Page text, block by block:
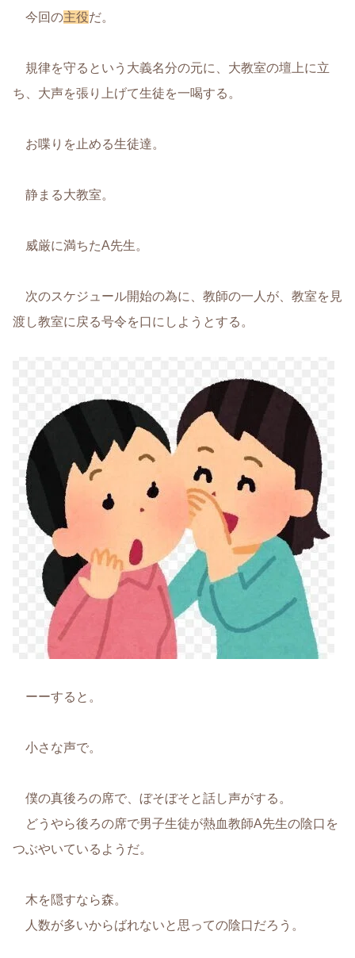
今回の主役だ。
規律を守るという大義名分の元に、大教室の壇上に立
ち、大声を張り上げて生徒を一喝する。
お喋りを止める生徒達。
静まる大教室。
威厳に満ちたA先生。
次のスケジュール開始の為に、教師の一人が、教室を見
渡し教室に戻る号令を口にしようとする。
ーーすると。
小さな声で。
僕の真後ろの席で、ぼそぼそと話し声がする。
どうやら後ろの席で男子生徒が熱血教師A先生の陰口を
つぶやいているようだ。
木を隠すなら森。
人数が多いからばれないと思っての陰口だろう。